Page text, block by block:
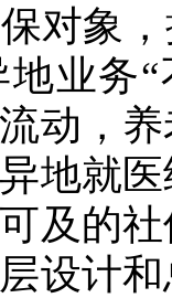
对象
业务
动，
地就
及的
设计